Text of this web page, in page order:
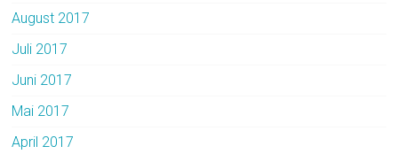
August 2017
Juli 2017
Juni 2017
Mai 2017
April 2017